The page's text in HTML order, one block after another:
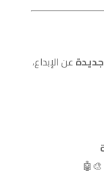
عن الإبداع،
🎨🤖